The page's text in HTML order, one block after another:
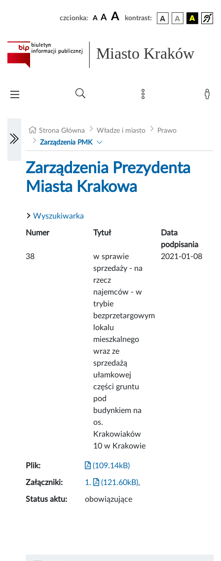
czcionka: A A A kontrast:
Miasto Kraków
Strona Główna Władze i miasto
Prawo
Zarządzenia PMK
Zarządzenia Prezydenta
Miasta Krakowa
Wyszukiwarka
Numer Tytuł
Data
podpisania
38
w sprawie
sprzedaży - na
rzecz
najemców - w
trybie
bezprzetargowym
lokalu
mieszkalnego
wraz ze
sprzedażą
ułamkowej
części gruntu
pod
budynkiem na
os.
Krakowiaków
10 w Krakowie
2021-01-08
Plik: (109.14kB)
Załączniki: 1. (121.60kB),
Status aktu: obowiązujące